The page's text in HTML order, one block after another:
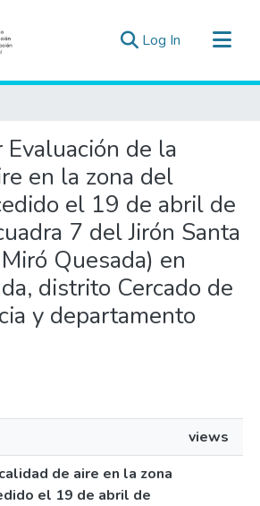
Log In (current)
de la
en la zona del
el 19 de abril de
7 del Jirón Santa
Quesada) en
distrito Cercado de
y departamento
views
de aire en la zona
el 19 de abril de